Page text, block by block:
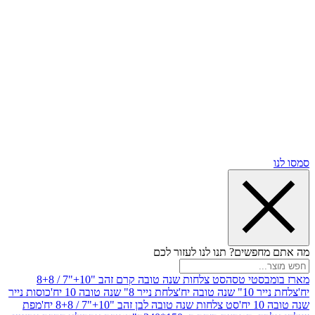
תנו לנו לעזור לכם
טסה
סט צלחות שנה טובה קרם זהב "10+"7 / 8+8
יח'
צלחת נייר 8" שנה טובה 10 יח'
כוסות נייר
סט צלחות שנה טובה לבן זהב "10+"7 / 8+8 יח'
מפת